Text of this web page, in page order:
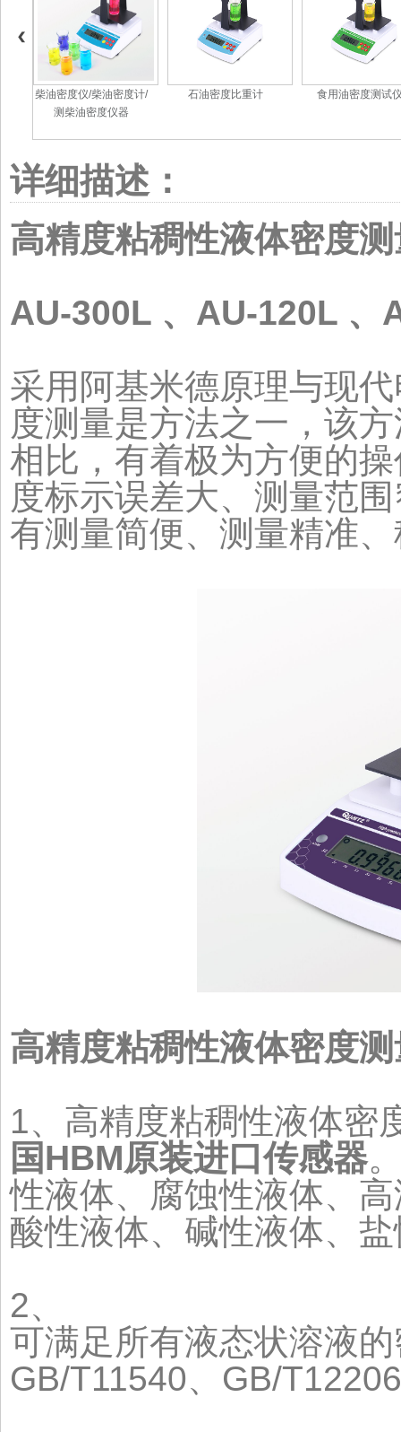
柴油密度仪/柴油密度计/
测柴油密度仪器
石油密度比重计 食用油密度测试
详细描述：
高精度粘稠性液体密度
AU-300L 、AU-120L
采用阿基米德原理与现
度测量是方法之一，该
相比，有着极为方便的
度标示误差大、测量范
有测量简便、测量精准
高精度粘稠性液体密度
1、高精度粘稠性液体密
国HBM原装进口传感器
性液体、腐蚀性液体、
酸性液体、碱性液体、
2、
可满足所有液态状溶液
GB/T11540、GB/